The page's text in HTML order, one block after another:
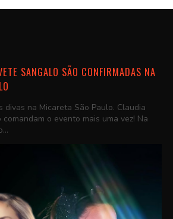
SANGALO SÃO CONFIRMADAS NA
divas na Micareta São Paulo. Claudia
o evento mais uma vez! Na